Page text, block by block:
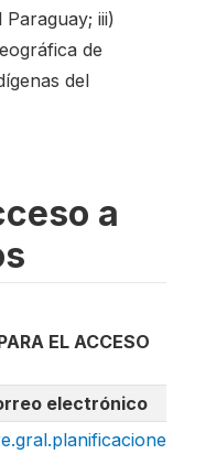
iii)
de
del
a
EL ACCESO
electrónico